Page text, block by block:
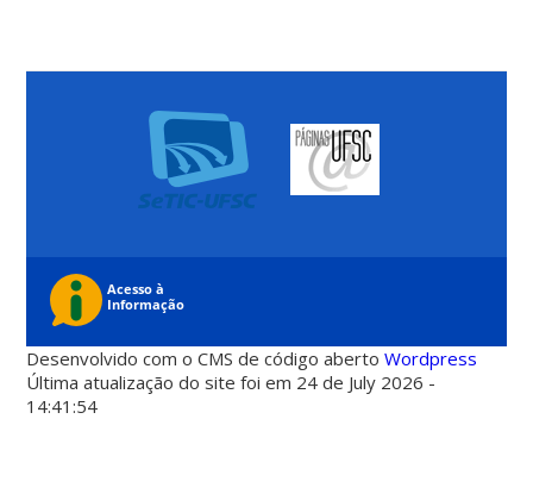
Desenvolvido com o CMS de código abertoWordpress
Última atualização do site foi em 24 de July 2026 -
14:41:54